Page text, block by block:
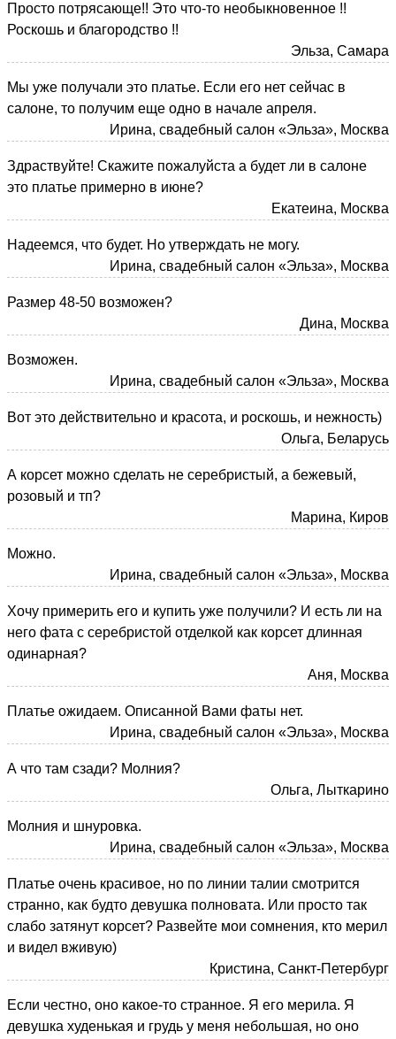
Просто потрясающе!! Это что-то необыкновенное !!
Роскошь и благородство !!
Эльза, Самара
Мы уже получали это платье. Если его нет сейчас в
салоне, то получим еще одно в начале апреля.
Ирина, свадебный салон «Эльза», Москва
Здраствуйте! Скажите пожалуйста а будет ли в салоне
это платье примерно в июне?
Екатеина, Москва
Надеемся, что будет. Но утверждать не могу.
Ирина, свадебный салон «Эльза», Москва
Размер 48-50 возможен?
Дина, Москва
Возможен.
Ирина, свадебный салон «Эльза», Москва
Вот это действительно и красота, и роскошь, и нежность)
Ольга, Беларусь
А корсет можно сделать не серебристый, а бежевый,
розовый и тп?
Марина, Киров
Можно.
Ирина, свадебный салон «Эльза», Москва
Хочу примерить его и купить уже получили? И есть ли на
него фата с серебристой отделкой как корсет длинная
одинарная?
Аня, Москва
Платье ожидаем. Описанной Вами фаты нет.
Ирина, свадебный салон «Эльза», Москва
А что там сзади? Молния?
Ольга, Лыткарино
Молния и шнуровка.
Ирина, свадебный салон «Эльза», Москва
Платье очень красивое, но по линии талии смотрится
странно, как будто девушка полновата. Или просто так
слабо затянут корсет? Развейте мои сомнения, кто мерил
и видел вживую)
Кристина, Санкт-Петербург
Если честно, оно какое-то странное. Я его мерила. Я
девушка худенькая и грудь у меня небольшая, но оно